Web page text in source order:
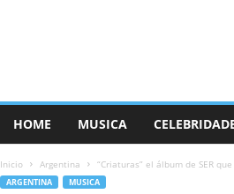
HOME MUSICA
Inicio Argentina “Criaturas” el álbum de SER
ARGENTINA MUSICA